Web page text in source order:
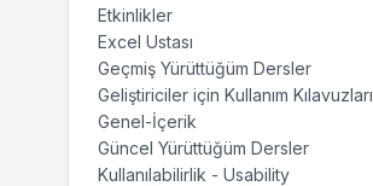
Etkinlikler
Excel Ustası
Geçmiş Yürüttüğüm Dersler
Geliştiriciler için Kullanım Kılavuzları
Genel-İçerik
Güncel Yürüttüğüm Dersler
Kullanılabilirlik - Usability